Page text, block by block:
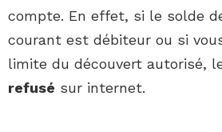
compte. En effet, si le solde
courant est débiteur ou si
limite du découvert autorisé,
refusé sur internet.